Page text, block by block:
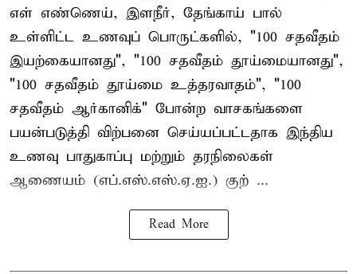
எள் எண்ணெய், இளநீர், தேங்காய் பால்
உள்ளிட்ட உணவுப் பொருட்களில், "100 சதவீதம்
இயற்கையானது", "100 சதவீதம் தூய்மையானது",
"100 சதவீதம் தூய்மை உத்தரவாதம்", "100
சதவீதம் ஆர்கானிக்" போன்ற வாசகங்களை
பயன்படுத்தி விற்பனை செய்யப்பட்டதாக இந்திய
உணவு பாதுகாப்பு மற்றும் தரநிலைகள்
ஆணையம் (எப்.எஸ்.எஸ்.ஏ.ஐ.) குற் ...
Read More